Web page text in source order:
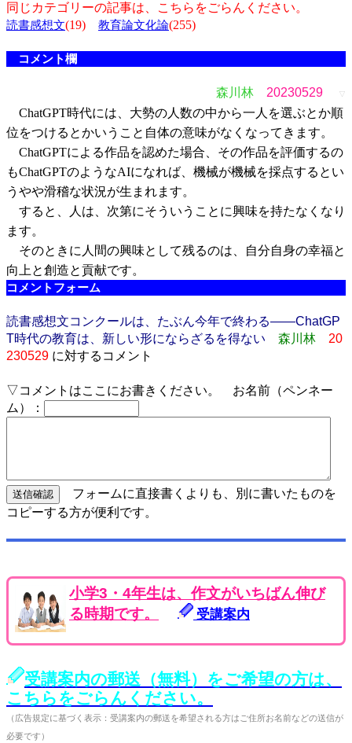
同じカテゴリーの記事は、こちらをごらんください。
読書感想文(19) 教育論文化論(255)
コメント欄
森川林 20230529 ▽
ChatGPT時代には、大勢の人数の中から一人を選ぶとか順
位をつけるとかいうこと自体の意味がなくなってきます。
ChatGPTによる作品を認めた場合、その作品を評価するの
もChatGPTのようなAIになれば、機械が機械を採点するとい
うやや滑稽な状況が生まれます。
すると、人は、次第にそういうことに興味を持たなくなり
ます。
そのときに人間の興味として残るのは、自分自身の幸福と
向上と創造と貢献です。
コメントフォーム
読書感想文コンクールは、たぶん今年で終わる――ChatGP
T時代の教育は、新しい形にならざるを得ない
森川林
20
230529 に対するコメント
▽コメントはここにお書きください。 お名前（ペンネー
ム）：
フォームに直接書くよりも、別に書いたものを
コピーする方が便利です。
小学3・4年生は、作文がいちばん伸び
る時期です。
受講案内
受講案内の郵送（無料）をご希望の方は、
こちらをごらんください。
（広告規定に基づく表示：受講案内の郵送を希望される方はご住所お名前などの送信が
必要です）